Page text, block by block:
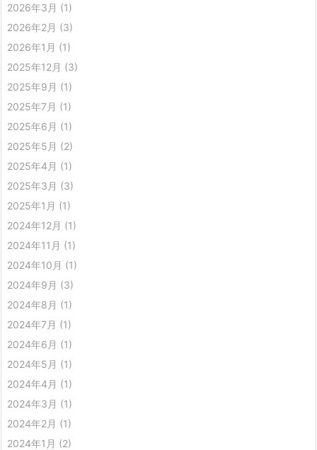
2026年3月 (1)
2026年2月 (3)
2026年1月 (1)
2025年12月 (3)
2025年9月 (1)
2025年7月 (1)
2025年6月 (1)
2025年5月 (2)
2025年4月 (1)
2025年3月 (3)
2025年1月 (1)
2024年12月 (1)
2024年11月 (1)
2024年10月 (1)
2024年9月 (3)
2024年8月 (1)
2024年7月 (1)
2024年6月 (1)
2024年5月 (1)
2024年4月 (1)
2024年3月 (1)
2024年2月 (1)
2024年1月 (2)